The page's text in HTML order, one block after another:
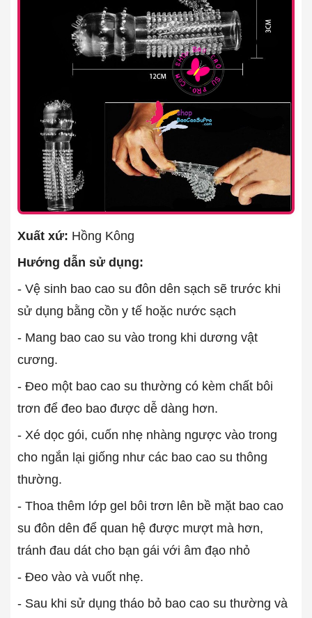
Xuất xứ: Hồng Kông
Hướng dẫn sử dụng:
- Vệ sinh bao cao su đôn dên sạch sẽ trước khi
sử dụng bằng cồn y tế hoặc nước sạch
- Mang bao cao su vào trong khi dương vật
cương.
- Đeo một bao cao su thường có kèm chất bôi
trơn để đeo bao được dễ dàng hơn.
- Xé dọc gói, cuốn nhẹ nhàng ngược vào trong
cho ngắn lại giống như các bao cao su thông
thường.
- Thoa thêm lớp gel bôi trơn lên bề mặt bao cao
su đôn dên để quan hệ được mượt mà hơn,
tránh đau dát cho bạn gái với âm đạo nhỏ
- Đeo vào và vuốt nhẹ.
- Sau khi sử dụng tháo bỏ bao cao su thường và